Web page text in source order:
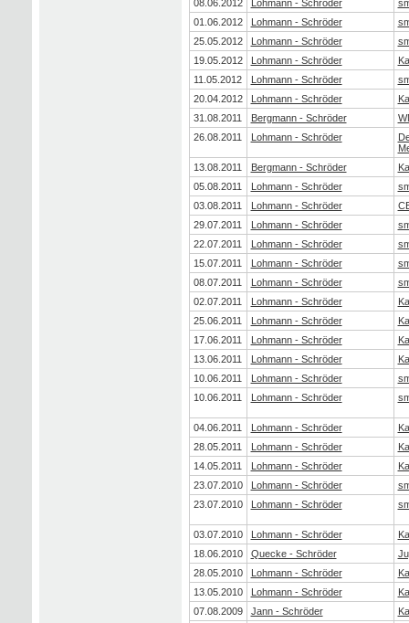
08.06.2012
Lohmann - Schröder
01.06.2012
Lohmann - Schröder
25.05.2012
Lohmann - Schröder
19.05.2012
Lohmann - Schröder
11.05.2012
Lohmann - Schröder
20.04.2012
Lohmann - Schröder
31.08.2011
Bergmann - Schröder
26.08.2011
Lohmann - Schröder
13.08.2011
Bergmann - Schröder
05.08.2011
Lohmann - Schröder
03.08.2011
Lohmann - Schröder
29.07.2011
Lohmann - Schröder
22.07.2011
Lohmann - Schröder
15.07.2011
Lohmann - Schröder
08.07.2011
Lohmann - Schröder
02.07.2011
Lohmann - Schröder
25.06.2011
Lohmann - Schröder
17.06.2011
Lohmann - Schröder
13.06.2011
Lohmann - Schröder
10.06.2011
Lohmann - Schröder
10.06.2011
Lohmann - Schröder
04.06.2011 Lohmann - Schröder
28.05.2011
Lohmann - Schröder
14.05.2011
Lohmann - Schröder
23.07.2010
Lohmann - Schröder
23.07.2010
Lohmann - Schröder
03.07.2010 Lohmann - Schröder
18.06.2010
Quecke - Schröder
28.05.2010
Lohmann - Schröder
13.05.2010
Lohmann - Schröder
07.08.2009
Jann - Schröder